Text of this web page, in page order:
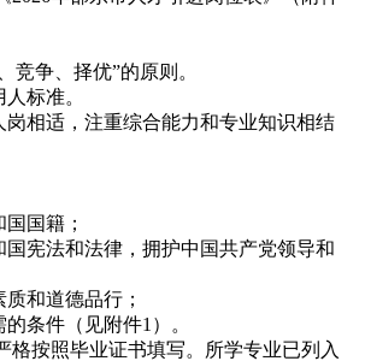
竞争、择优”的原则。
标准。
岗相适，注重综合能力和专业知识相结
国籍；
国宪法和法律，拥护中国共产党领导和
和道德品行；
条件（见附件1）。
格按照毕业证书填写。所学专业已列入